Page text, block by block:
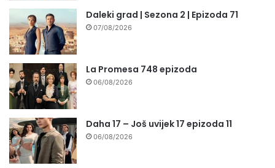
Daleki grad | Sezona 2 | Epizoda 71
07/08/2026
La Promesa 748 epizoda
06/08/2026
Daha 17 – Još uvijek 17 epizoda 11
06/08/2026